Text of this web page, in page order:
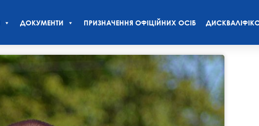
ДОКУМЕНТИ ПРИЗНАЧЕННЯ ОФІЦІЙНИХ ОСІБ